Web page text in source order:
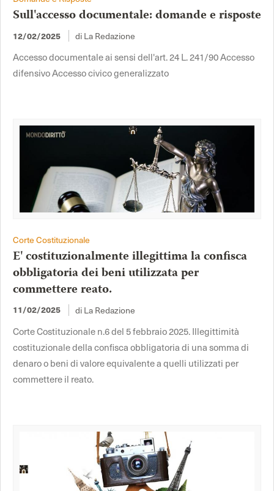
Sull'accesso documentale: domande e risposte
12/02/2025 di La Redazione
Accesso documentale ai sensi dell'art. 24 L. 241/90 Accesso
difensivo Accesso civico generalizzato
Corte Costituzionale
E' costituzionalmente illegittima la confisca
obbligatoria dei beni utilizzata per
commettere reato.
11/02/2025 di La Redazione
Corte Costituzionale n.6 del 5 febbraio 2025. Illegittimità
costituzionale della confisca obbligatoria di una somma di
denaro o beni di valore equivalente a quelli utilizzati per
commettere il reato.